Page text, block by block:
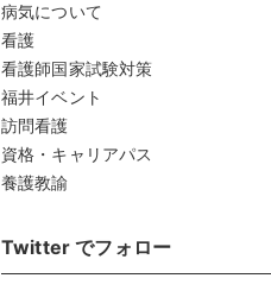
病気について
看護
看護師国家試験対策
福井イベント
訪問看護
資格・キャリアパス
養護教諭
Twitter でフォロー